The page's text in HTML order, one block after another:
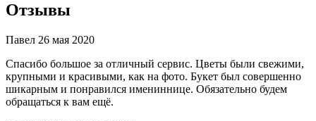
Отзывы
Павел 26 мая 2020
Спасибо большое за отличный сервис. Цветы были свежими,
крупными и красивыми, как на фото. Букет был совершенно
шикарным и понравился имениннице. Обязательно будем
обращаться к вам ещё.